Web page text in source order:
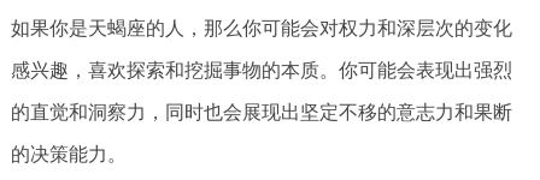
如果你是天蝎座的人，那么你可能会对权力和深层次的变化
感兴趣，喜欢探索和挖掘事物的本质。你可能会表现出强烈
的直觉和洞察力，同时也会展现出坚定不移的意志力和果断
的决策能力。